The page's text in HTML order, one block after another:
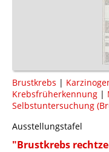
Brustkrebs |
Krebsfrüherkennung |
Selbstuntersuchung
Ausstellungstafel
"Brustkrebs